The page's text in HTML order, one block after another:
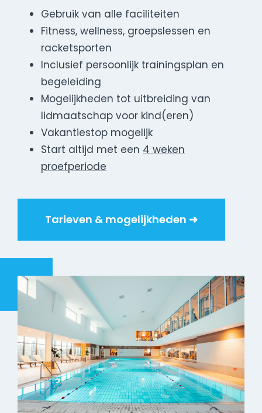
Gebruik van alle faciliteiten
Fitness, wellness, groepslessen en
racketsporten
Inclusief persoonlijk trainingsplan en
begeleiding
Mogelijkheden tot uitbreiding van
lidmaatschap voor kind(eren)
Vakantiestop mogelijk
Start altijd met een 4 weken
proefperiode
Tarieven & mogelijkheden ➜